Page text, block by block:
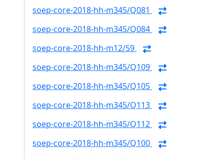
soep-core-2018-hh-m345/Q081
soep-core-2018-hh-m345/Q084
soep-core-2018-hh-m12/59
soep-core-2018-hh-m345/Q109
soep-core-2018-hh-m345/Q105
soep-core-2018-hh-m345/Q113
soep-core-2018-hh-m345/Q112
soep-core-2018-hh-m345/Q100